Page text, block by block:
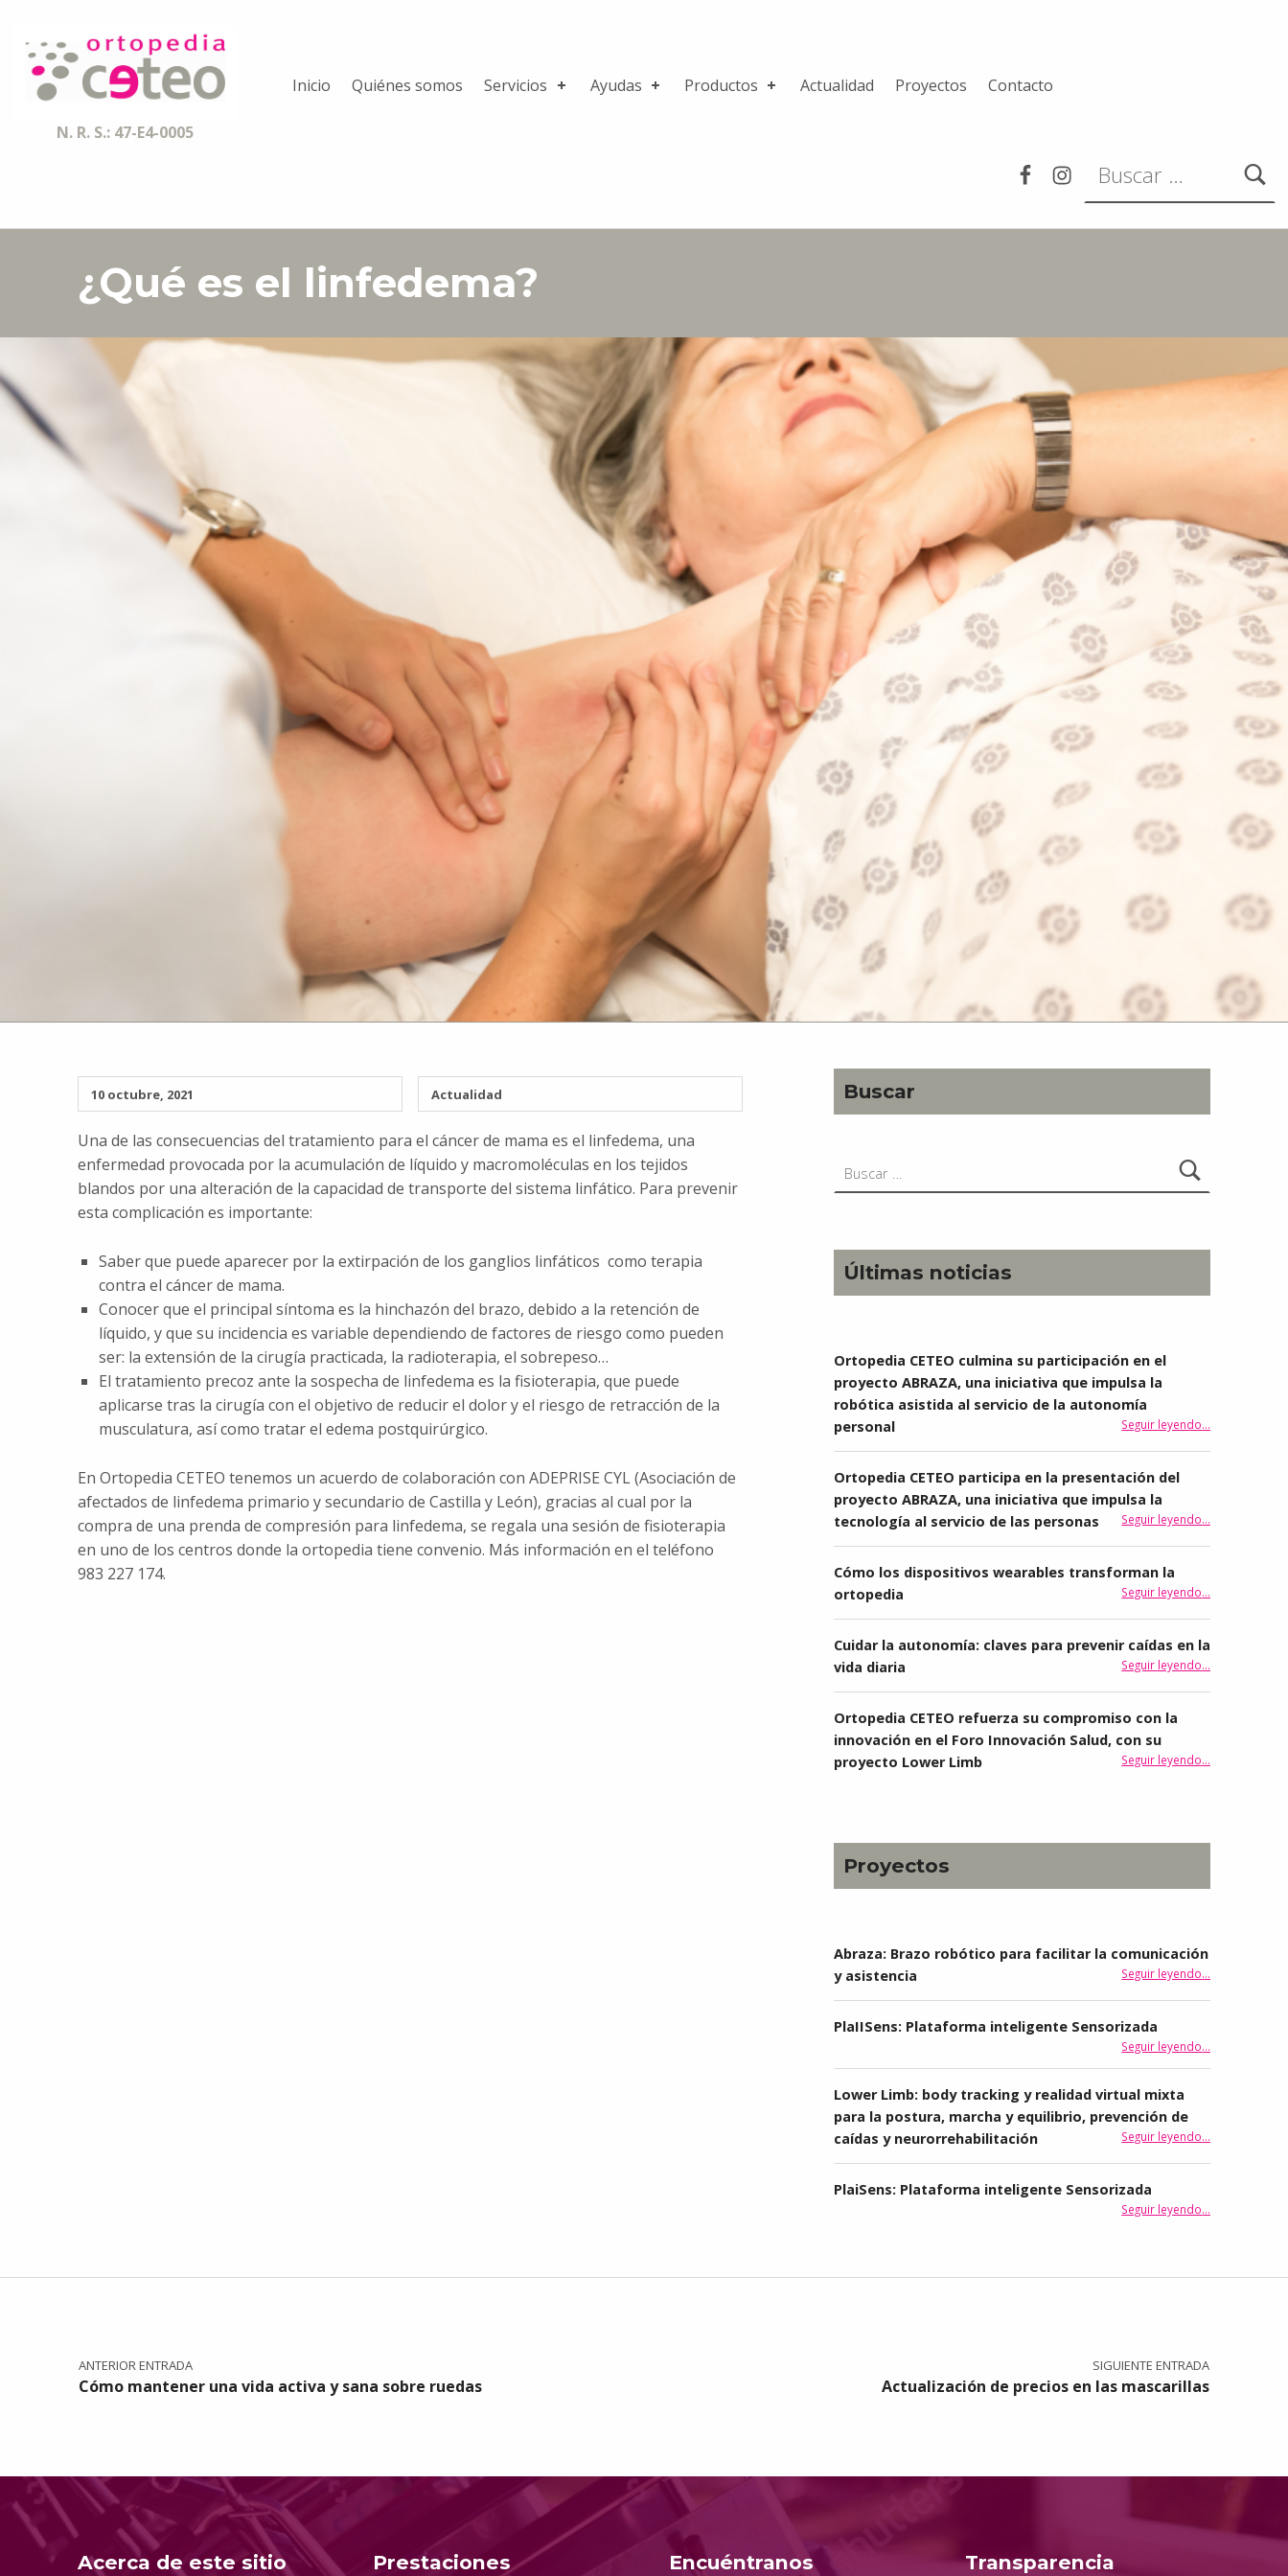
N. R. S.: 47-E4-0005
Inicio Quiénes somos Servicios Ayudas Productos Actualidad Proyectos Contacto
¿Qué es el linfedema?
10 octubre, 2021 Actualidad
Una de las consecuencias del tratamiento para el cáncer de mama es el linfedema, una
enfermedad provocada por la acumulación de líquido y macromoléculas en los tejidos
blandos por una alteración de la capacidad de transporte del sistema linfático. Para prevenir
esta complicación es importante:
Saber que puede aparecer por la extirpación de los ganglios linfáticos como terapia
contra el cáncer de mama.
Conocer que el principal síntoma es la hinchazón del brazo, debido a la retención de
líquido, y que su incidencia es variable dependiendo de factores de riesgo como pueden
ser: la extensión de la cirugía practicada, la radioterapia, el sobrepeso…
El tratamiento precoz ante la sospecha de linfedema es la fisioterapia, que puede
aplicarse tras la cirugía con el objetivo de reducir el dolor y el riesgo de retracción de la
musculatura, así como tratar el edema postquirúrgico.
En Ortopedia CETEO tenemos un acuerdo de colaboración con ADEPRISE CYL (Asociación de
afectados de linfedema primario y secundario de Castilla y León), gracias al cual por la
compra de una prenda de compresión para linfedema, se regala una sesión de fisioterapia
en uno de los centros donde la ortopedia tiene convenio. Más información en el teléfono
983 227 174.
Buscar
Últimas noticias
Ortopedia CETEO culmina su participación en el
proyecto ABRAZA, una iniciativa que impulsa la
robótica asistida al servicio de la autonomía
personal
Seguir leyendo
“Ortopedia CETEO culmina su participación en el proyecto ABRAZA, una iniciativa que impulsa la robótica asistida al servicio de la autonomía personal”
…
Ortopedia CETEO participa en la presentación del
proyecto ABRAZA, una iniciativa que impulsa la
tecnología al servicio de las personas
Seguir leyendo
“Ortopedia CETEO participa en la presentación del proyecto ABRAZA, una iniciativa que impulsa la tecnología al servicio de las personas”
…
Cómo los dispositivos wearables transforman la
ortopedia
Seguir leyendo…
Cuidar la autonomía: claves para prevenir caídas en la
vida diaria
Seguir leyendo“Cuidar la autonomía: claves para prevenir caídas en la vida diaria”
…
Ortopedia CETEO refuerza su compromiso con la
innovación en el Foro Innovación Salud, con su
proyecto Lower Limb
Seguir leyendo“Ortopedia CETEO refuerza su compromiso con la innovación en el Foro Innovación Salud, con su proyecto Lower Limb”
…
Proyectos
Abraza: Brazo robótico para facilitar la comunicación
y asistencia
Seguir leyendo…
PlaIISens: Plataforma inteligente Sensorizada
Seguir leyendo…
Lower Limb: body tracking y realidad virtual mixta
para la postura, marcha y equilibrio, prevención de
caídas y neurorrehabilitación
Seguir leyendo“Lower Limb: body tracking y realidad virtual mixta para la postura, marcha y equilibrio,
…
PlaiSens: Plataforma inteligente Sensorizada
Seguir leyendo…
Navegación de entradas
ANTERIOR ENTRADA
Cómo mantener una vida activa y sana sobre ruedas
SIGUIENTE ENTRADA
Actualización de precios en las mascarillas
Acerca de este sitio Prestaciones Encuéntranos Transparencia